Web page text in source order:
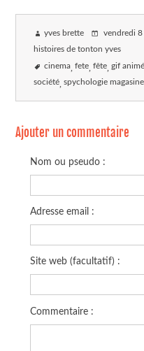
yves brette vendredi 8
histoires de tonton yves
cinema fete fête gif
société spychologie magasine
Ajouter un commentaire
Nom ou pseudo :
Adresse email :
Site web (facultatif) :
Commentaire :